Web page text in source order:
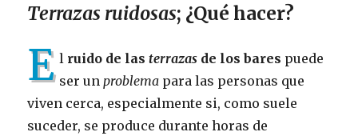
Terrazas ruidosas; ¿Qué hacer?
E l ruido de las terrazas de los bares puede
ser un problemapara las personas que
viven cerca, especialmente si, como suele
suceder, se produce durante horas de